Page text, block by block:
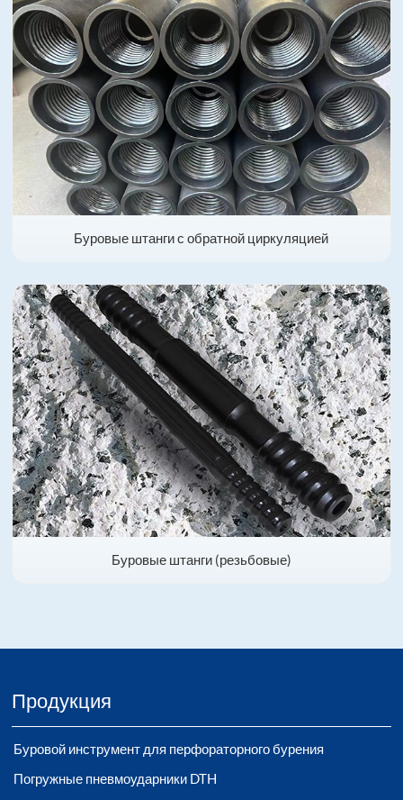
Буровые штанги с обратной циркуляцией
Буровые штанги (резьбовые)
Продукция
Буровой инструмент для перфораторного бурения
Погружные пневмоударники DTH